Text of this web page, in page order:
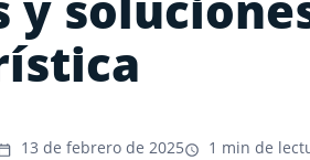
13 de febrero de 2025 1 min de